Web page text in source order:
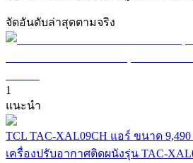
จัดอันดับล่าสุดตามจริง
1
แนะนำ
TCL TAC-XAL09CH แอร์ ขนาด 9,490
เครื่องปรับอากาศติดผนังรุ่น TAC-